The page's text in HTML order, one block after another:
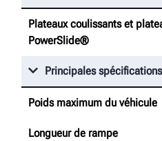
Plateaux coulissants et
PowerSlide®
Principales spécifications
Poids maximum du véhicule
Longueur de rampe